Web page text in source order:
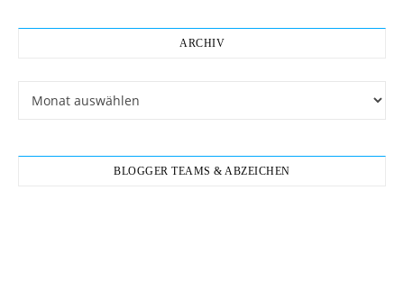
ARCHIV
BLOGGER TEAMS & ABZEICHEN